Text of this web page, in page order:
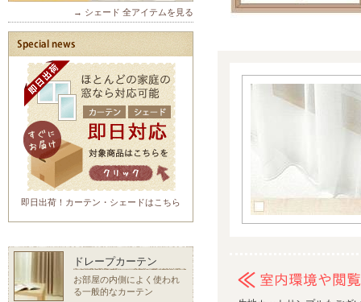
→ シェード 全アイテムを見る
即日出荷！カーテン・シェードはこちら
ドレープカーテン
お部屋の内側によく使われ
る一般的なカーテン